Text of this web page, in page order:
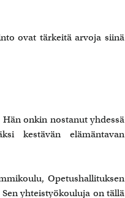
ovat tärkeitä arvoja siinä
onkin nostanut yhdessä
kestävän elämäntavan
Opetushallituksen
yhteistyökouluja on tällä